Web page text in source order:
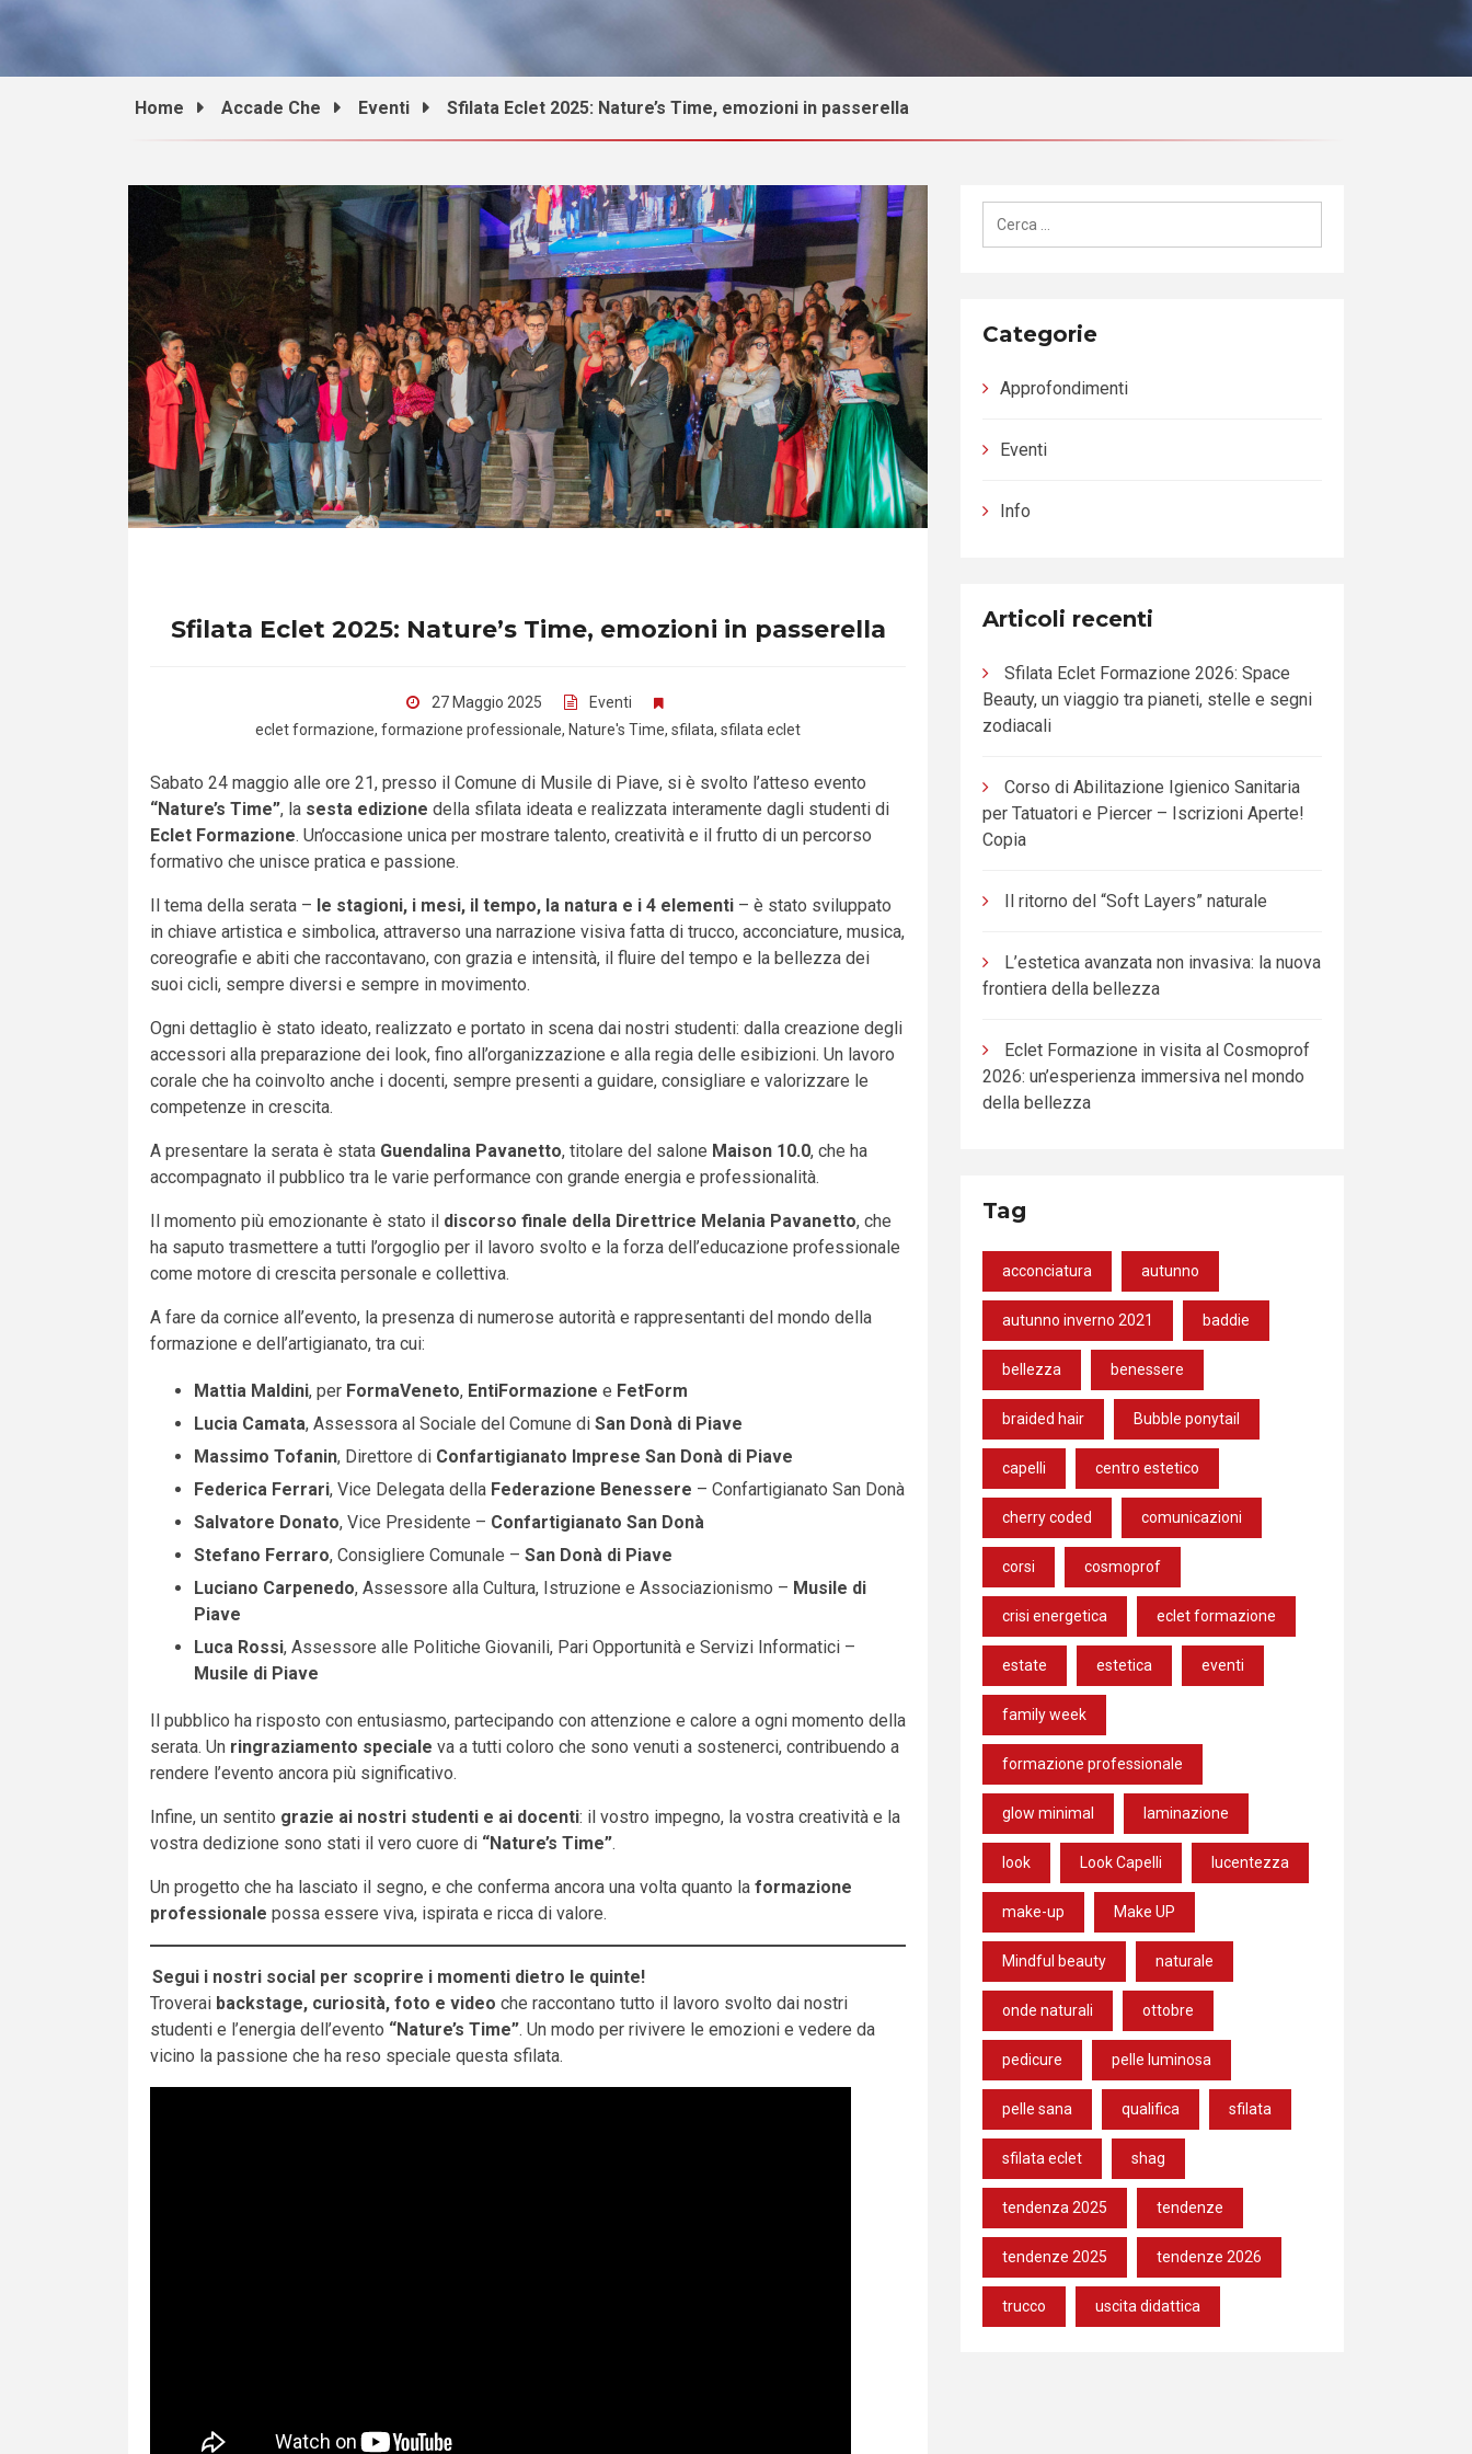
Home Accade Che Eventi Sfilata Eclet 2025: Nature’s Time, emozioni in passerella
Sfilata Eclet 2025: Nature’s Time, emozioni in passerella
27 Maggio 2025
Eventi
eclet formazione, formazione professionale, Nature's Time, sfilata, sfilata eclet
Sabato 24 maggio alle ore 21, presso il Comune di Musile di Piave, si è svolto l’atteso evento
“Nature’s Time”, la sesta edizione della sfilata ideata e realizzata interamente dagli studenti di
Eclet Formazione. Un’occasione unica per mostrare talento, creatività e il frutto di un percorso
formativo che unisce pratica e passione.
Il tema della serata – le stagioni, i mesi, il tempo, la natura e i 4 elementi – è stato sviluppato
in chiave artistica e simbolica, attraverso una narrazione visiva fatta di trucco, acconciature, musica,
coreografie e abiti che raccontavano, con grazia e intensità, il fluire del tempo e la bellezza dei
suoi cicli, sempre diversi e sempre in movimento.
Ogni dettaglio è stato ideato, realizzato e portato in scena dai nostri studenti: dalla creazione degli
accessori alla preparazione dei look, fino all’organizzazione e alla regia delle esibizioni. Un lavoro
corale che ha coinvolto anche i docenti, sempre presenti a guidare, consigliare e valorizzare le
competenze in crescita.
A presentare la serata è stata Guendalina Pavanetto, titolare del salone Maison 10.0, che ha
accompagnato il pubblico tra le varie performance con grande energia e professionalità.
Il momento più emozionante è stato il discorso finale della Direttrice Melania Pavanetto, che
ha saputo trasmettere a tutti l’orgoglio per il lavoro svolto e la forza dell’educazione professionale
come motore di crescita personale e collettiva.
A fare da cornice all’evento, la presenza di numerose autorità e rappresentanti del mondo della
formazione e dell’artigianato, tra cui:
Mattia Maldini, per FormaVeneto, EntiFormazione e FetForm
Lucia Camata, Assessora al Sociale del Comune di San Donà di Piave
Massimo Tofanin, Direttore di Confartigianato Imprese San Donà di Piave
Federica Ferrari, Vice Delegata della Federazione Benessere – Confartigianato San Donà
Salvatore Donato, Vice Presidente – Confartigianato San Donà
Stefano Ferraro, Consigliere Comunale – San Donà di Piave
Luciano Carpenedo, Assessore alla Cultura, Istruzione e Associazionismo – Musile di
Piave
Luca Rossi, Assessore alle Politiche Giovanili, Pari Opportunità e Servizi Informatici –
Musile di Piave
Il pubblico ha risposto con entusiasmo, partecipando con attenzione e calore a ogni momento della
serata. Un ringraziamento speciale va a tutti coloro che sono venuti a sostenerci, contribuendo a
rendere l’evento ancora più significativo.
Infine, un sentito grazie ai nostri studenti e ai docenti: il vostro impegno, la vostra creatività e la
vostra dedizione sono stati il vero cuore di “Nature’s Time”.
Un progetto che ha lasciato il segno, e che conferma ancora una volta quanto la formazione
professionale possa essere viva, ispirata e ricca di valore.
Segui i nostri social per scoprire i momenti dietro le quinte!
Troverai backstage, curiosità, foto e video che raccontano tutto il lavoro svolto dai nostri
studenti e l’energia dell’evento “Nature’s Time”. Un modo per rivivere le emozioni e vedere da
vicino la passione che ha reso speciale questa sfilata.
Ricerca
Categorie
Approfondimenti
Eventi
Info
Articoli recenti
Sfilata Eclet Formazione 2026: Space
Beauty, un viaggio tra pianeti, stelle e segni
zodiacali
Corso di Abilitazione Igienico Sanitaria
per Tatuatori e Piercer – Iscrizioni Aperte!
Copia
Il ritorno del “Soft Layers” naturale
L’estetica avanzata non invasiva: la nuova
frontiera della bellezza
Eclet Formazione in visita al Cosmoprof
2026: un’esperienza immersiva nel mondo
della bellezza
Tag
acconciatura autunno
autunno inverno 2021 baddie
bellezza benessere
braided hair Bubble ponytail
capelli centro estetico
cherry coded comunicazioni
corsi cosmoprof
crisi energetica eclet formazione
estate estetica eventi
family week
formazione professionale
glow minimal laminazione
look Look Capelli lucentezza
make-up Make UP
Mindful beauty naturale
onde naturali ottobre
pedicure pelle luminosa
pelle sana qualifica sfilata
sfilata eclet shag
tendenza 2025 tendenze
tendenze 2025 tendenze 2026
trucco uscita didattica